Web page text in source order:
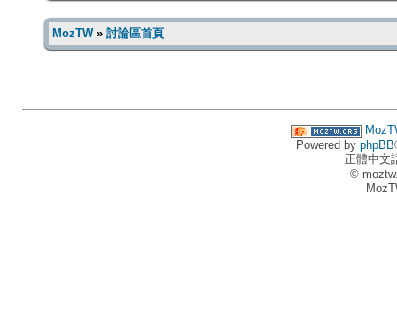
MozTW» 討論區首頁
Powered by phpBB
正體中文
©